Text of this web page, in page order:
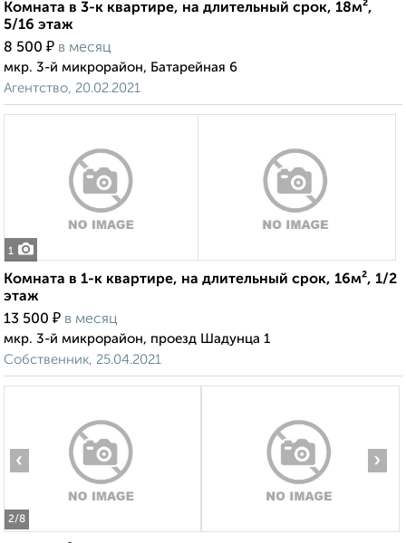
Комната в 3-к квартире, на длительный срок, 18м²,
5/16 этаж
8 500 ₽ в месяц
мкр. 3-й микрорайон, Батарейная 6
Агентство, 20.02.2021
1
Комната в 1-к квартире, на длительный срок, 16м², 1/2
этаж
13 500 ₽ в месяц
мкр. 3-й микрорайон, проезд Шадунца 1
Собственник, 25.04.2021
2/8
‹ ›